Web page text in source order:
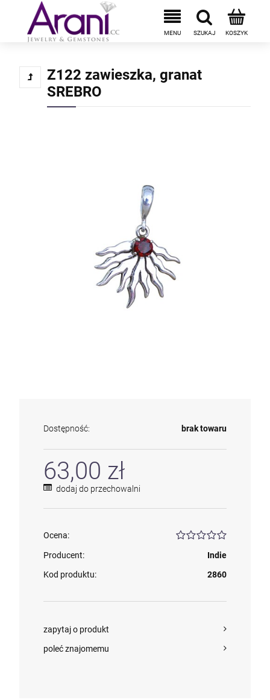
Z122 zawieszka, granat
SREBRO
Dostępność: brak towaru
63,00 zł
dodaj do przechowalni
Ocena:
Producent:
Indie
Kod produktu:
2860
zapytaj o produkt
poleć znajomemu